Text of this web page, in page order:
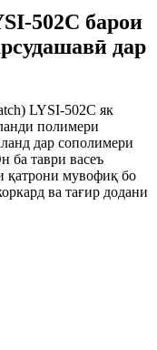
502C барои
дар
LYSI-502C як
полимери
дар сополимери
ба таври васеъ
қатрони мувофиқ бо
ва тағир додани